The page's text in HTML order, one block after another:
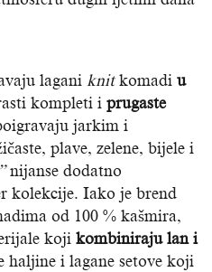
lagani knitkomadi u
kompleti i prugaste
jarkim i
plave, zelene, bijele i
nijanse dodatno
kolekcije. Iako je brend
od 100 % kašmira,
koji kombiniraju lan i
haljine i lagane setove koji